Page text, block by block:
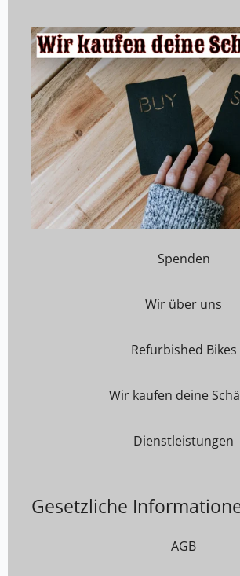
Spenden
Wir über uns
Refurbished Bikes
Wir kaufen deine
Dienstleistungen
Gesetzliche
AGB